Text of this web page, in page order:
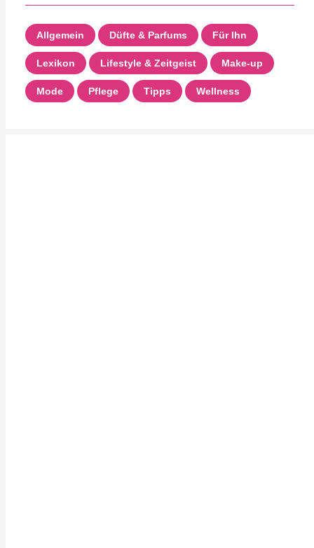
Allgemein Düfte & Parfums Für Ihn
Lexikon Lifestyle & Zeitgeist Make-up
Mode Pflege Tipps Wellness